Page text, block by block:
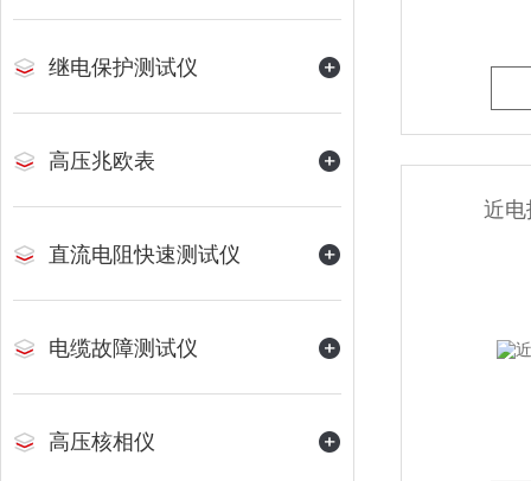
继电保护测试仪
高压兆欧表
直流电阻快速测试仪
电缆故障测试仪
高压核相仪
近